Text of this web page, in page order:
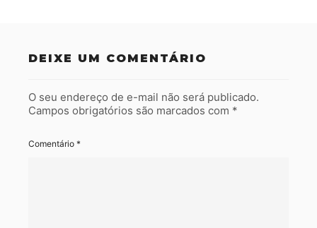
DEIXE UM COMENTÁRIO
O seu endereço de e-mail não será publicado.
Campos obrigatórios são marcados com *
Comentário *